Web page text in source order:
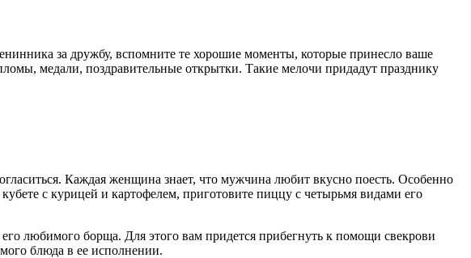
за дружбу, вспомните те хорошие моменты, которые принесло ваше
медали, поздравительные открытки. Такие мелочи придадут празднику
Каждая женщина знает, что мужчина любит вкусно поесть. Особенно
с курицей и картофелем, приготовите пиццу с четырьмя видами его
любимого борща. Для этого вам придется прибегнуть к помощи свекрови
блюда в ее исполнении.